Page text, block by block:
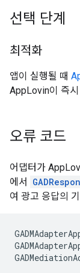
선택 단계
최적화
앱이 실행될 때
AppLovin이 즉
오류 코드
어댑터가
에서
여 광고 응답의